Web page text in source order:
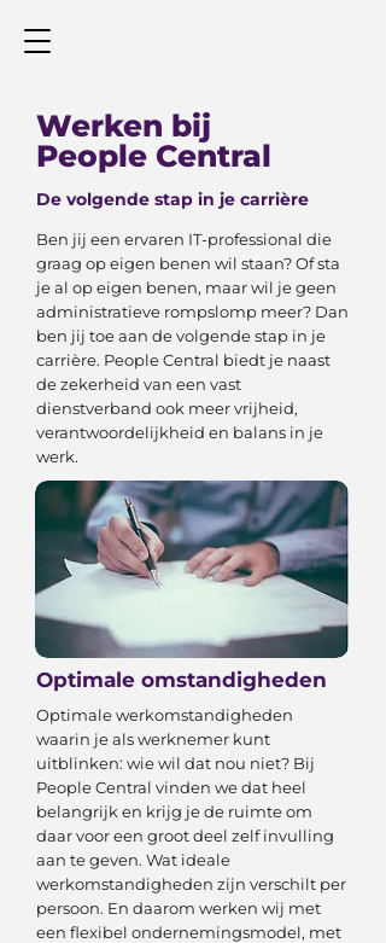
​Werken bij
People Central
De volgende stap in je carrière
Ben jij een ervaren IT-professional die
graag op eigen benen wil staan? Of sta
je al op eigen benen, maar wil je geen
administratieve rompslomp meer? Dan
ben jij toe aan de volgende stap in je
carrière. People Central biedt je naast
de zekerheid van een vast
dienstverband ook meer vrijheid,
verantwoordelijkheid en balans in je
werk.
Optimale omstandigheden
Optimale werkomstandigheden
waarin je als werknemer kunt
uitblinken: wie wil dat nou niet? Bij
People Central vinden we dat heel
belangrijk en krijg je de ruimte om
daar voor een groot deel zelf invulling
aan te geven. Wat ideale
werkomstandigheden zijn verschilt per
persoon. En daarom werken wij met
een flexibel ondernemingsmodel, met